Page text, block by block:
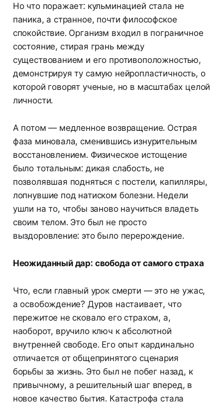
Но что поражает: кульминацией стала не
паника, а странное, почти философское
спокойствие. Организм входил в пограничное
состояние, стирая грань между
существованием и его противоположностью,
демонстрируя ту самую нейропластичность, о
которой говорят ученые, но в масштабах целой
личности.
А потом — медленное возвращение. Острая
фаза миновала, сменившись изнурительным
восстановлением. Физическое истощение
было тотальным: дикая слабость, не
позволявшая подняться с постели, капилляры,
лопнувшие под натиском болезни. Недели
ушли на то, чтобы заново научиться владеть
своим телом. Это был не просто
выздоровление: это было перерождение.
Неожиданный дар: свобода от самого страха
Что, если главный урок смерти — это не ужас,
а освобождение? Дуров настаивает, что
пережитое не сковало его страхом, а,
наоборот, вручило ключ к абсолютной
внутренней свободе. Его опыт кардинально
отличается от общепринятого сценария
борьбы за жизнь. Это был не побег назад, к
привычному, а решительный шаг вперед, в
новое качество бытия. Катастрофа стала